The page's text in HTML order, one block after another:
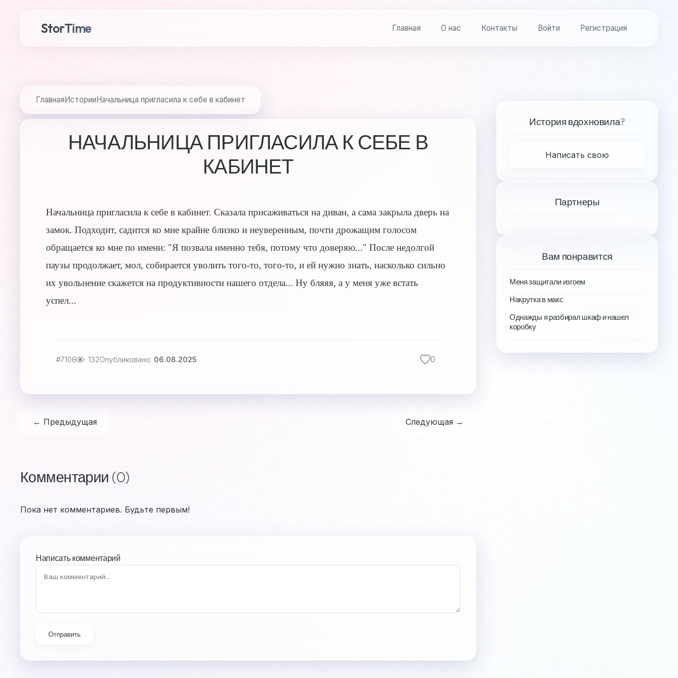
StorTime Главная О нас Контакты Войти Регистрация
ГлавнаяИсторииНачальница пригласила к себе в кабинет
НАЧАЛЬНИЦА ПРИГЛАСИЛА К СЕБЕ В
КАБИНЕТ
Начальница пригласила к себе в кабинет. Сказала присаживаться на диван, а сама закрыла дверь на
замок. Подходит, садится ко мне крайне близко и неуверенным, почти дрожащим голосом
обращается ко мне по имени: "Я позвала именно тебя, потому что доверяю..." После недолгой
паузы продолжает, мол, собирается уволить того-то, того-то, и ей нужно знать, насколько сильно
их увольнение скажется на продуктивности нашего отдела... Ну бляяя, а у меня уже встать
успел...
#7108 132Опубликовано: 06.08.2025 0
← Предыдущая Следующая →
Комментарии (0)
Пока нет комментариев. Будьте первым!
Написать комментарий
Отправить
История вдохновила?
Написать свою
Партнеры
Вам понравится
Меня защитали изгоем
Накрутка в макс
Однажды я разбирал шкаф и нашел
коробку